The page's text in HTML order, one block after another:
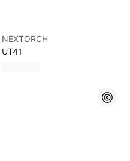
NEXTORCH
UT41